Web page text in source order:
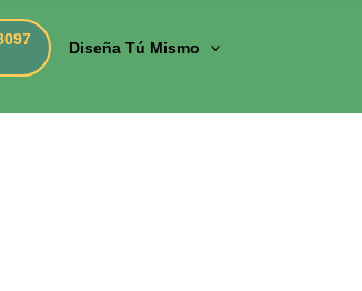
Diseña Tú Mismo